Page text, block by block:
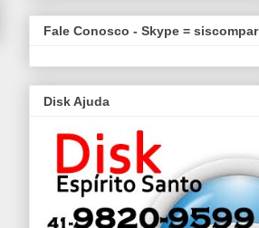
Fale Conosco - Skype = siscompar
Disk Ajuda